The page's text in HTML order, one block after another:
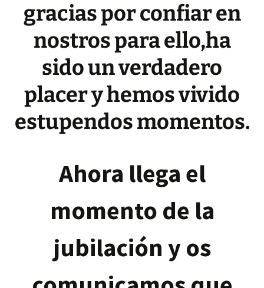
gracias por confiar en
nostros para ello,ha
sido un verdadero
placer y hemos vivido
estupendos momentos.
Ahora llega el
momento de la
jubilación y os